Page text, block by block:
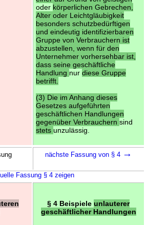
oder körperlichen Gebrechen,
Alter oder Leichtgläubigkeit
besonders schutzbedürftigen
und eindeutig identifizierbaren
Gruppe von Verbrauchern ist
abzustellen, wenn für den
Unternehmer vorhersehbar ist,
dass seine geschäftliche
Handlung nur diese Gruppe
betrifft.
(3) Die im Anhang dieses
Gesetzes aufgeführten
geschäftlichen Handlungen
gegenüber Verbrauchern sind
stets unzulässig.
nächste Fassung von § 4 →
Fassung § 4 zeigen
§ 4 Beispiele unlauterer
geschäftlicher Handlungen